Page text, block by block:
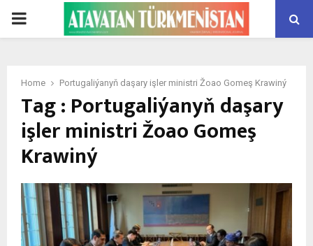
PRIMARY
Home Portugaliýanyň daşary işler ministri Žoao Gomeş Krawiný
Tag : Portugaliýanyň daşary
işler ministri Žoao Gomeş
Krawiný